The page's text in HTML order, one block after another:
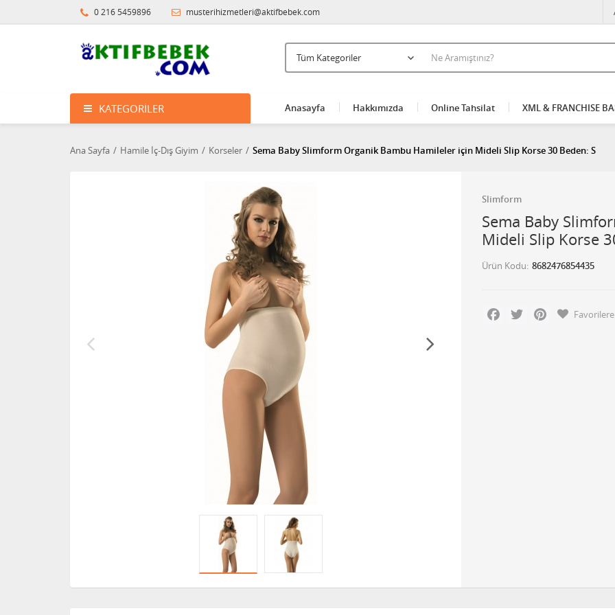
0 216 5459896 musterihizmetleri@aktifbebek.com
KATEGORILER Anasayfa Hakkımızda Online Tahsilat XML & FRANCHISE
Ana Sayfa Hamile İç-Dış Giyim Korseler Sema Baby Slimform Organik Bambu Hamileler için Mideli Slip Korse 30 Beden: S
Slimform
Sema Baby
Mideli Slip Korse
Ürün Kodu 8682476854435
Facebook
Twitter Pinterest